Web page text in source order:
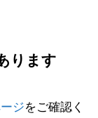
ります
ジをご確認く